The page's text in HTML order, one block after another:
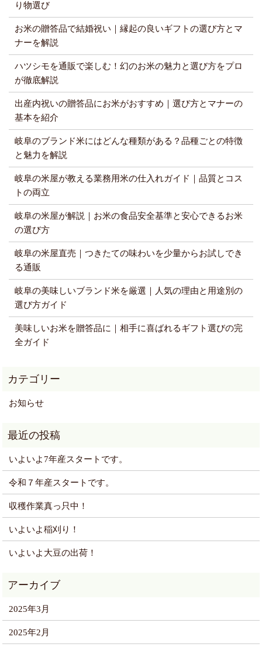
り物選び
お米の贈答品で結婚祝い｜縁起の良いギフトの選び方とマ
ナーを解説
ハツシモを通販で楽しむ！幻のお米の魅力と選び方をプロ
が徹底解説
出産内祝いの贈答品にお米がおすすめ｜選び方とマナーの
基本を紹介
岐阜のブランド米にはどんな種類がある？品種ごとの特徴
と魅力を解説
岐阜の米屋が教える業務用米の仕入れガイド｜品質とコス
トの両立
岐阜の米屋が解説｜お米の食品安全基準と安心できるお米
の選び方
岐阜の米屋直売｜つきたての味わいを少量からお試しでき
る通販
岐阜の美味しいブランド米を厳選｜人気の理由と用途別の
選び方ガイド
美味しいお米を贈答品に｜相手に喜ばれるギフト選びの完
全ガイド
お知らせ
いよいよ7年産スタートです。
令和７年産スタートです。
収穫作業真っ只中！
いよいよ稲刈り！
いよいよ大豆の出荷！
2025年3月
2025年2月